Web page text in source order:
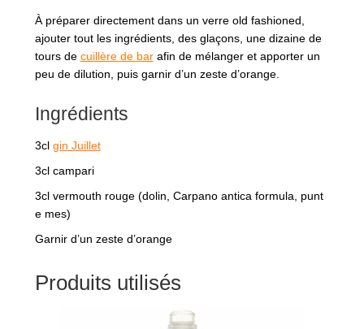
À préparer directement dans un verre old fashioned,
ajouter tout les ingrédients, des glaçons, une dizaine de
tours de cuillère de barafin de mélanger et apporter un
peu de dilution, puis garnir d’un zeste d’orange.
Ingrédients
3cl gin Juillet
3cl campari
3cl vermouth rouge (dolin, Carpano antica formula, punt
e mes)
Garnir d’un zeste d’orange
Produits utilisés